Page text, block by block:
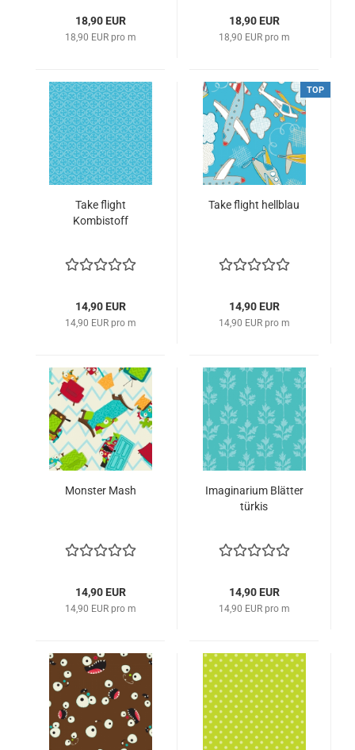
18,90 EUR
18,90 EUR pro m
18,90 EUR
18,90 EUR pro m
Take flight
Kombistoff
14,90 EUR
14,90 EUR pro m
TOP
Take flight hellblau
14,90 EUR
14,90 EUR pro m
Monster Mash
14,90 EUR
14,90 EUR pro m
Imaginarium Blätter
türkis
14,90 EUR
14,90 EUR pro m